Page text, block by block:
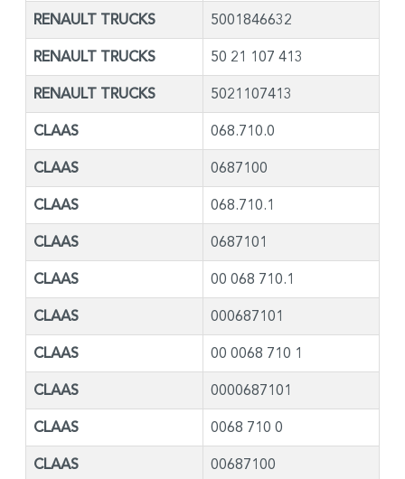
RENAULT TRUCKS 5001846632
RENAULT TRUCKS 50 21 107 413
RENAULT TRUCKS 5021107413
CLAAS 068.710.0
CLAAS 0687100
CLAAS 068.710.1
CLAAS 0687101
CLAAS 00 068 710.1
CLAAS 000687101
CLAAS 00 0068 710 1
CLAAS 0000687101
CLAAS 0068 710 0
CLAAS 00687100